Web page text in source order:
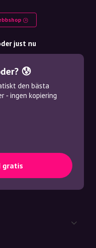
just nu
😰
den bästa
- ingen kopiering
gratis